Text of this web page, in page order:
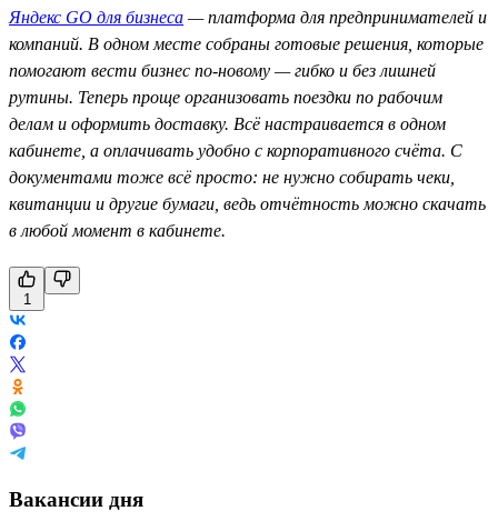
Яндекс GO для бизнеса — платформа для предпринимателей и
компаний. В одном месте собраны готовые решения, которые
помогают вести бизнес по-новому — гибко и без лишней
рутины. Теперь проще организовать поездки по рабочим
делам и оформить доставку. Всё настраивается в одном
кабинете, а оплачивать удобно с корпоративного счёта. С
документами тоже всё просто: не нужно собирать чеки,
квитанции и другие бумаги, ведь отчётность можно скачать
в любой момент в кабинете.
1
Вакансии дня